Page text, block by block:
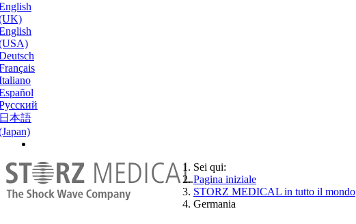
本語
Sei qui:
Pagina iniziale
STORZ MEDICAL in tutto il mondo
Germania